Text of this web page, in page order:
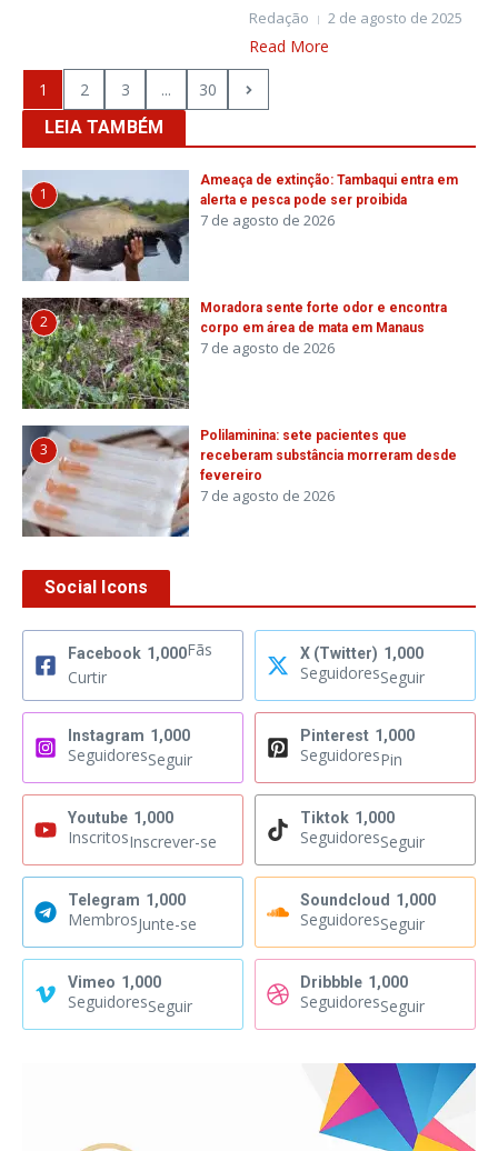
Redação 2 de agosto de 2025
Read More
1 2 3 ...
30
LEIA TAMBÉM
1
Ameaça de extinção: Tambaqui entra em
alerta e pesca pode ser proibida
7 de agosto de 2026
2
Moradora sente forte odor e encontra
corpo em área de mata em Manaus
7 de agosto de 2026
3
Polilaminina: sete pacientes que
receberam substância morreram desde
fevereiro
7 de agosto de 2026
Social Icons
Facebook 1,000Fãs
Curtir
X (Twitter) 1,000
SeguidoresSeguir
Instagram 1,000
SeguidoresSeguir
Pinterest 1,000
SeguidoresPin
Youtube 1,000
InscritosInscrever-se
Tiktok 1,000
SeguidoresSeguir
Telegram 1,000
MembrosJunte-se
Soundcloud 1,000
SeguidoresSeguir
Vimeo 1,000
SeguidoresSeguir
Dribbble 1,000
SeguidoresSeguir